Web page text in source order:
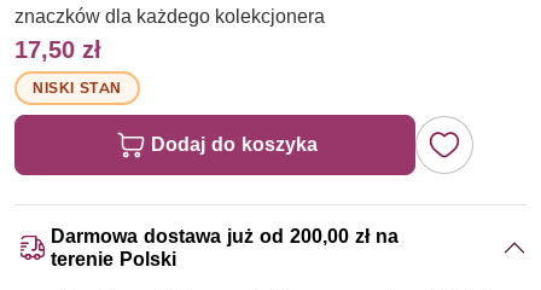
znaczków dla każdego kolekcjonera
17,50 zł
NISKI STAN
Dodaj do koszyka
Darmowa dostawa już od 200,00 zł na
terenie Polski